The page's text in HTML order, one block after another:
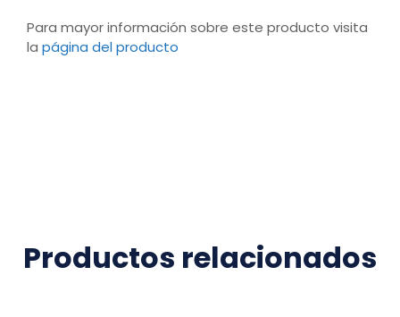
Para mayor información sobre este producto visita
la página del producto
Productos relacionados